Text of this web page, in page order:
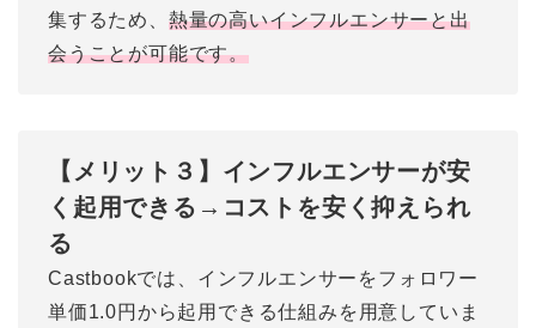
集するため、 熱量の高いインフルエンサーと出
会うことが可能です。
【メリット３】インフルエンサーが安
く起用できる→コストを安く抑えられ
る
Castbookでは、インフルエンサーをフォロワー
単価1.0円から起用できる仕組みを用意していま